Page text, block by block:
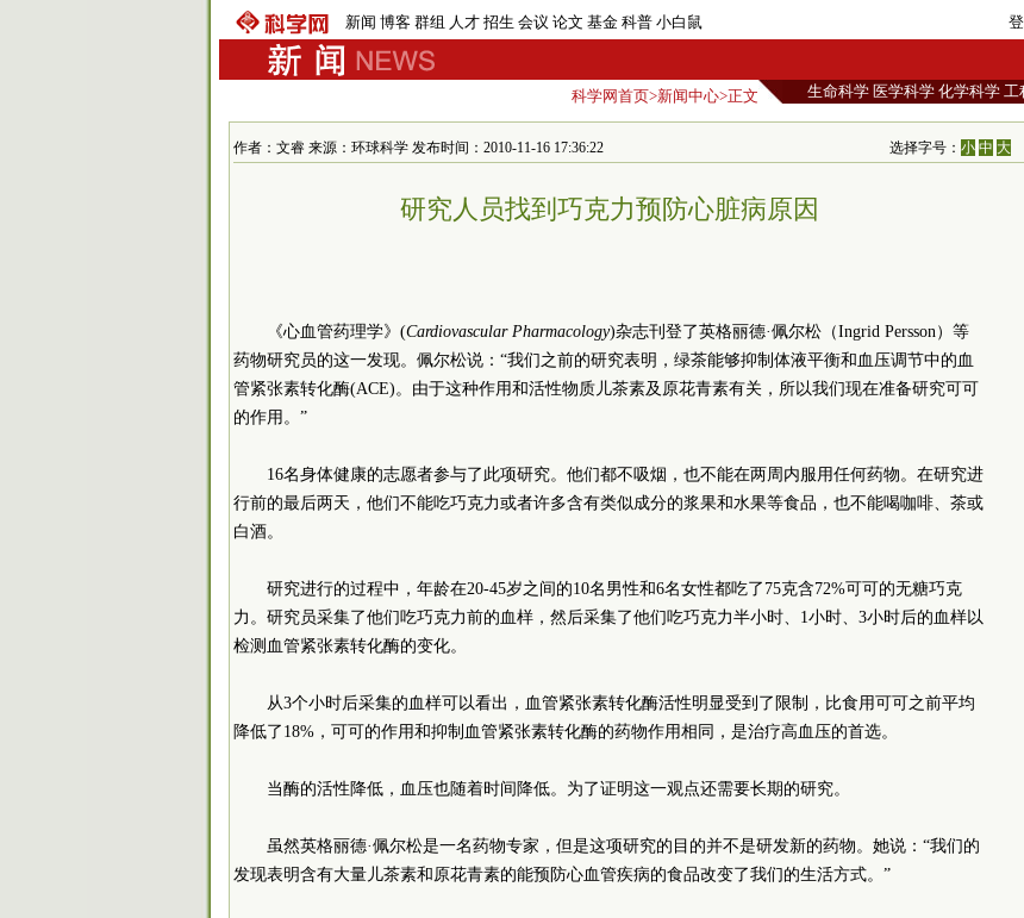
新闻 博客 群组 人才 招生 会议 论文 基金 科普 小白鼠
科学网首页>新闻中心>正文 生命科学 医学科学 化学科学 工
作者：文睿 来源：环球科学 发布时间：2010-11-16 17:36:22 选择字号：小 中 大
研究人员找到巧克力预防心脏病原因
《心血管药理学》(Cardiovascular Pharmacology)杂志刊登了英格丽德·佩尔松（Ingrid Persson）等
药物研究员的这一发现。佩尔松说：“我们之前的研究表明，绿茶能够抑制体液平衡和血压调节中的血
管紧张素转化酶(ACE)。由于这种作用和活性物质儿茶素及原花青素有关，所以我们现在准备研究可可
的作用。”
16名身体健康的志愿者参与了此项研究。他们都不吸烟，也不能在两周内服用任何药物。在研究进
行前的最后两天，他们不能吃巧克力或者许多含有类似成分的浆果和水果等食品，也不能喝咖啡、茶或
白酒。
研究进行的过程中，年龄在20-45岁之间的10名男性和6名女性都吃了75克含72%可可的无糖巧克
力。研究员采集了他们吃巧克力前的血样，然后采集了他们吃巧克力半小时、1小时、3小时后的血样以
检测血管紧张素转化酶的变化。
从3个小时后采集的血样可以看出，血管紧张素转化酶活性明显受到了限制，比食用可可之前平均
降低了18%，可可的作用和抑制血管紧张素转化酶的药物作用相同，是治疗高血压的首选。
当酶的活性降低，血压也随着时间降低。为了证明这一观点还需要长期的研究。
虽然英格丽德·佩尔松是一名药物专家，但是这项研究的目的并不是研发新的药物。她说：“我们的
发现表明含有大量儿茶素和原花青素的能预防心血管疾病的食品改变了我们的生活方式。”